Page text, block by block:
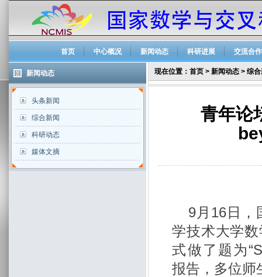
首页 中心概况 新闻动态 科研进展 交流合作
新闻动态
头条新闻
综合新闻
科研动态
媒体文摘
现在位置： 首页 > 新闻动态 > 综
青年论
9月16日，
学技术大学
式做了题为
报告，多位师